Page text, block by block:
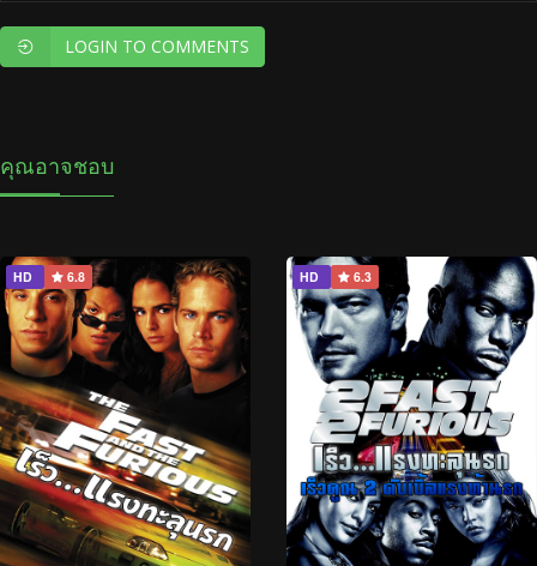
LOGIN TO COMMENTS
คุณอาจชอบ
HD 6.8 HD 6.3